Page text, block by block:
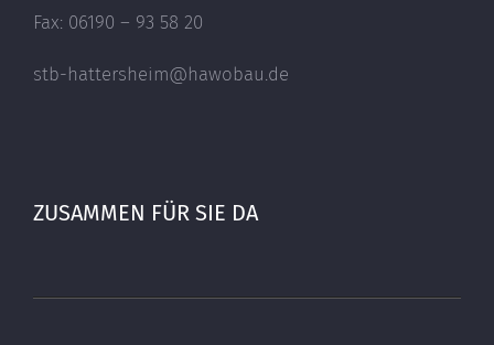
Fax: 06190 – 93 58 20
stb-hattersheim@hawobau.de
ZUSAMMEN FÜR SIE DA